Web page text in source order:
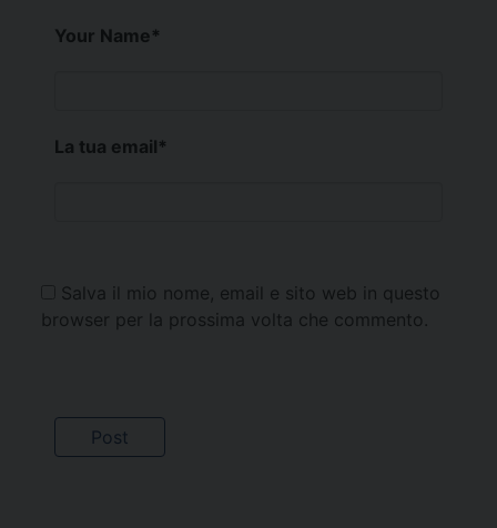
Your Name*
La tua email*
Salva il mio nome, email e sito web in questo
browser per la prossima volta che commento.